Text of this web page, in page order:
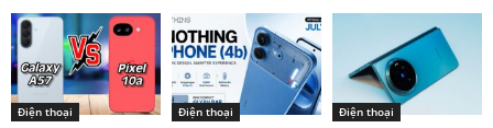
Điện thoại Điện thoại Điện thoại